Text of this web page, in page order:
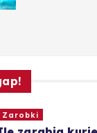
Zarobki